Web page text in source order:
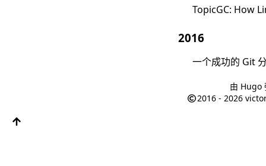
TopicGC: How
2016
一个成功的 Git
由 Hugo
2016 - 2026